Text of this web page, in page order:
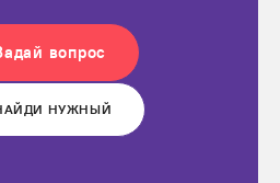
вопрос
НУЖНЫЙ